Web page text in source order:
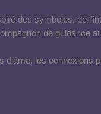
des symboles, de
de guidance
d’âme, les connexions